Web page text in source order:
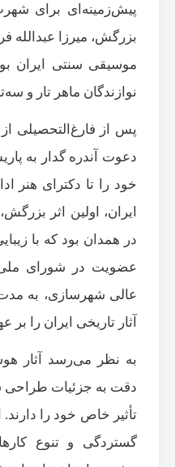
پیش‌زمینه‌ای برای
بزرگش، میرزا عبدالله
موسیقی سنتی ایران
نوازندگان ماهر تار و
پس از فارغ‌التحصیلی
دعوت آندره گدار به
خود را تا دکترای هنر
ایران، اولین اثر
در همدان بود که با
عضویت در شورای
آثار تاریخی ایران را
به نظر می‌رسد آثار
دقت به جزئیات طراحی
تأثیر خاص خود را
گستردگی و تنوع